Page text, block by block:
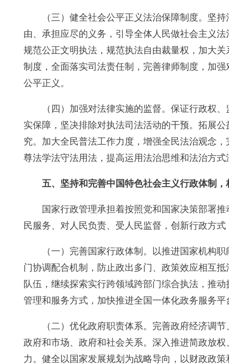
（三）健全社会公平正义法治保障制度。坚
由、承担应尽的义务，引导全体人民做社会主义
规范公正文明执法，规范执法自由裁量权，加大
制度，全面落实司法责任制，完善律师制度，加
公平正义。
（四）加强对法律实施的监督。保证行政权
实保障，坚决排除对执法司法活动的干预。拓展
究。加大全民普法工作力度，增强全民法治观念
尊法学法守法用法，提高运用法治思维和法治方
五、坚持和完善中国特色社会主义行政体制
国家行政管理承担着按照党和国家决策部署
民服务、对人民负责、受人民监督，创新行政方
（一）完善国家行政体制。以推进国家机构
门协调配合机制，防止政出多门、政策效应相互
队伍，继续探索实行跨领域跨部门综合执法，推
管理和服务方式，加快推进全国一体化政务服务
（二）优化政府职责体系。完善政府经济调
政府和市场、政府和社会关系。深入推进简政放
力。健全以国家发展规划为战略导向，以财政政